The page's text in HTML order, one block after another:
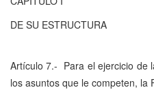
DE SU ESTRUCTURA
Artículo 7.- Para el ejercicio de
los asuntos que le competen, la